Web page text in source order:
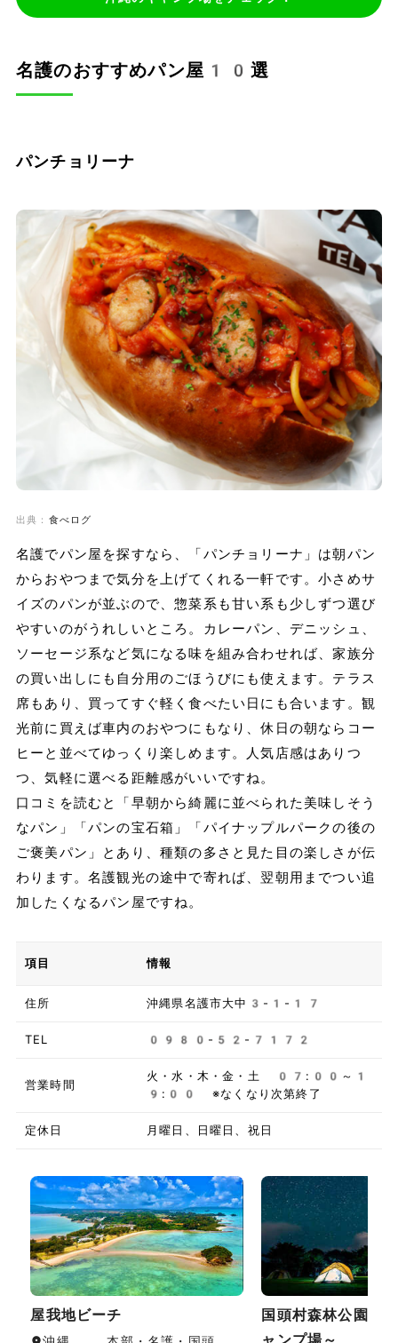
名護のおすすめパン屋10選
パンチョリーナ
出典： 食べログ
名護でパン屋を探すなら、「パンチョリーナ」は朝パン
からおやつまで気分を上げてくれる一軒です。小さめサ
イズのパンが並ぶので、惣菜系も甘い系も少しずつ選び
やすいのがうれしいところ。カレーパン、デニッシュ、
ソーセージ系など気になる味を組み合わせれば、家族分
の買い出しにも自分用のごほうびにも使えます。テラス
席もあり、買ってすぐ軽く食べたい日にも合います。観
光前に買えば車内のおやつにもなり、休日の朝ならコー
ヒーと並べてゆっくり楽しめます。人気店感はありつ
つ、気軽に選べる距離感がいいですね。
口コミを読むと「早朝から綺麗に並べられた美味しそう
なパン」「パンの宝石箱」「パイナップルパークの後の
ご褒美パン」とあり、種類の多さと見た目の楽しさが伝
わります。名護観光の途中で寄れば、翌朝用までつい追
加したくなるパン屋ですね。
項目 情報
住所 沖縄県名護市大中3-1-17
TEL 0980-52-7172
営業時間
火・水・木・金・土 07:00～1
9:00 ※なくなり次第終了
定休日 月曜日、日曜日、祝日
屋我地ビーチ
国頭村森林公園～